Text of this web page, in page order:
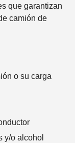
que garantizan
camión de
o su carga
y/o alcohol